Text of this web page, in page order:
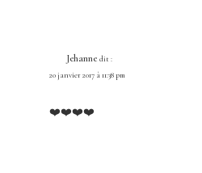
Jehanne dit :
20 janvier 2017 à 11:38 pm
❤️❤️❤️❤️